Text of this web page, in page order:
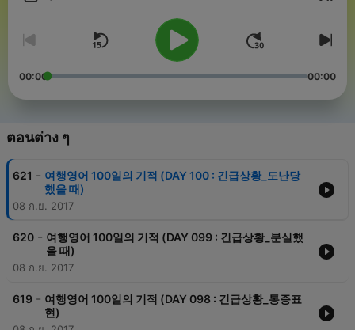
00:00 00:00
ตอนต่าง ๆ
621 - 여행영어 100일의 기적 (DAY 100 : 긴급상황_도난당
했을 때)
08 ก.ย. 2017
620 - 여행영어 100일의 기적 (DAY 099 : 긴급상황_분실했
을 때)
08 ก.ย. 2017
619 - 여행영어 100일의 기적 (DAY 098 : 긴급상황_통증표
현)